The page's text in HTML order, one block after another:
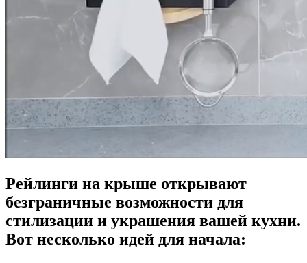
Рейлинги на крыше открывают
безграничные возможности для
стилизации и украшения вашей кухни.
Вот несколько идей для начала: